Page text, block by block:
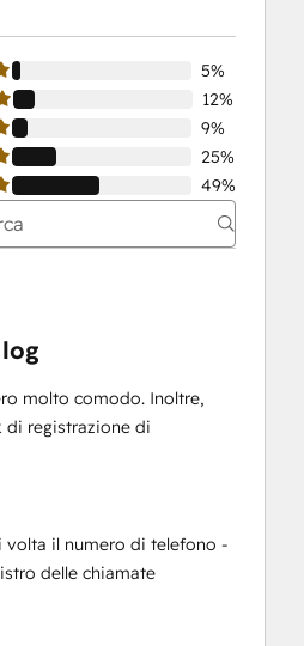
5%
12%
9%
25%
49%
molto comodo. Inoltre,
di registrazione di
il numero di telefono -
delle chiamate